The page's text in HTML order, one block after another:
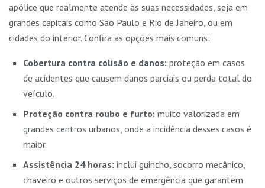
apólice que realmente atende às suas necessidades, seja em
grandes capitais como São Paulo e Rio de Janeiro, ou em
cidades do interior. Confira as opções mais comuns:
Cobertura contra colisão e danos: proteção em casos
de acidentes que causem danos parciais ou perda total do
veículo.
Proteção contra roubo e furto: muito valorizada em
grandes centros urbanos, onde a incidência desses casos é
maior.
Assistência 24 horas: inclui guincho, socorro mecânico,
chaveiro e outros serviços de emergência que garantem